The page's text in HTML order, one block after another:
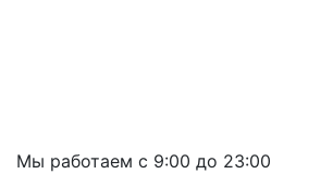
Мы работаем с 9:00 до 23:00